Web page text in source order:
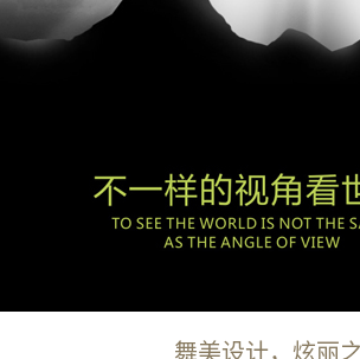
舞美设计，炫丽